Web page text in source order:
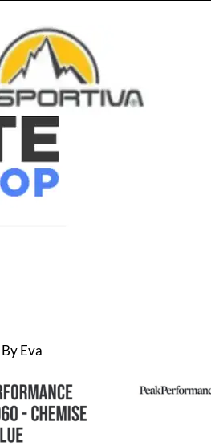
By Eva